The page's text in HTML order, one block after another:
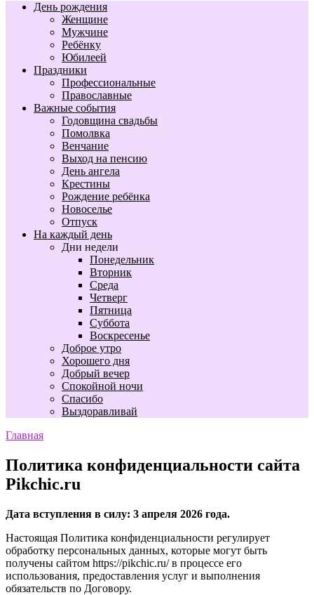
День рождения
Женщине
Мужчине
Ребёнку
Юбилеей
Праздники
Профессиональные
Православные
Важные события
Годовщина свадьбы
Помолвка
Венчание
Выход на пенсию
День ангела
Крестины
Рождение ребёнка
Новоселье
Отпуск
На каждый день
Дни недели
Понедельник
Вторник
Среда
Четверг
Пятница
Суббота
Воскресенье
Доброе утро
Хорошего дня
Добрый вечер
Спокойной ночи
Спасибо
Выздоравливай
Главная
Политика конфиденциальности сайта
Pikchic.ru
Дата вступления в силу: 3 апреля 2026 года.
Настоящая Политика конфиденциальности регулирует
обработку персональных данных, которые могут быть
получены сайтом https://pikchic.ru/ в процессе его
использования, предоставления услуг и выполнения
обязательств по Договору.